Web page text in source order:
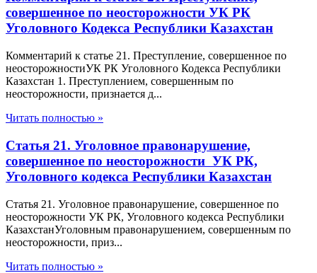
совершенное по неосторожности УК РК
Уголовного Кодекса Республики Казахстан
Комментарий к статье 21. Преступление, совершенное по
неосторожностиУК РК Уголовного Кодекса Республики
Казахстан 1. Преступлением, совершенным по
неосторожности, признается д...
Читать полностью »
Статья 21. Уголовное правонарушение,
совершенное по неосторожности УК РК,
Уголовного кодекса Республики Казахстан
Статья 21. Уголовное правонарушение, совершенное по
неосторожности УК РК, Уголовного кодекса Республики
КазахстанУголовным правонарушением, совершенным по
неосторожности, приз...
Читать полностью »